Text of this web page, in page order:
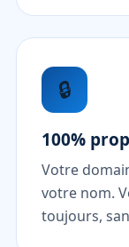
🔒
100%
Votre
votre nom.
toujours,